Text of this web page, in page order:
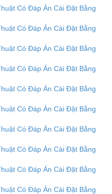
Có Đáp Án Cài Đặt Bằng
Có Đáp Án Cài Đặt Bằng
Có Đáp Án Cài Đặt Bằng
Có Đáp Án Cài Đặt Bằng
Có Đáp Án Cài Đặt Bằng
Có Đáp Án Cài Đặt Bằng
Có Đáp Án Cài Đặt Bằng
Có Đáp Án Cài Đặt Bằng
Có Đáp Án Cài Đặt Bằng
Có Đáp Án Cài Đặt Bằng